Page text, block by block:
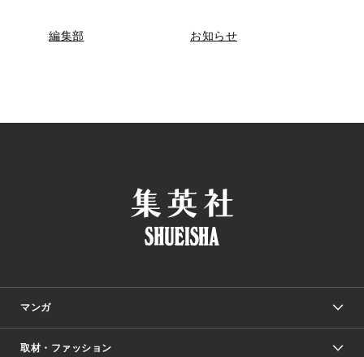
編集部 お知らせ
マンガ
少年マンガ
取材・ファッション